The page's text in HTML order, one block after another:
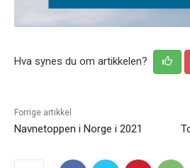
Hva synes du om artikkelen?
Forrige artikkel
Navnetoppen i Norge i 2021